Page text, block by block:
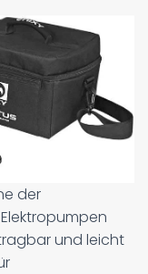
der
und leicht